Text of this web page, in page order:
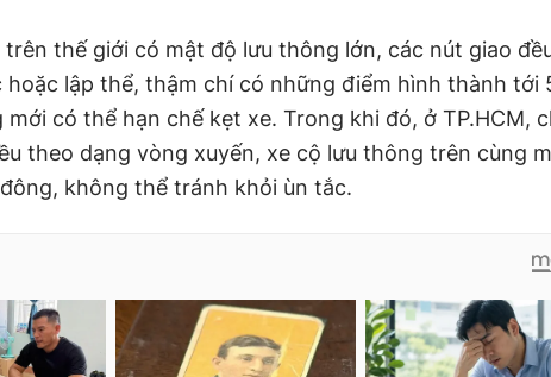
trên thế giới có mật độ lưu thông lớn, các nút giao
hoặc lập thể, thậm chí có những điểm hình thành tới
có thể hạn chế kẹt xe. Trong khi đó, ở TP.HCM,
theo dạng vòng xuyến, xe cộ lưu thông trên cùng
không thể tránh khỏi ùn tắc.